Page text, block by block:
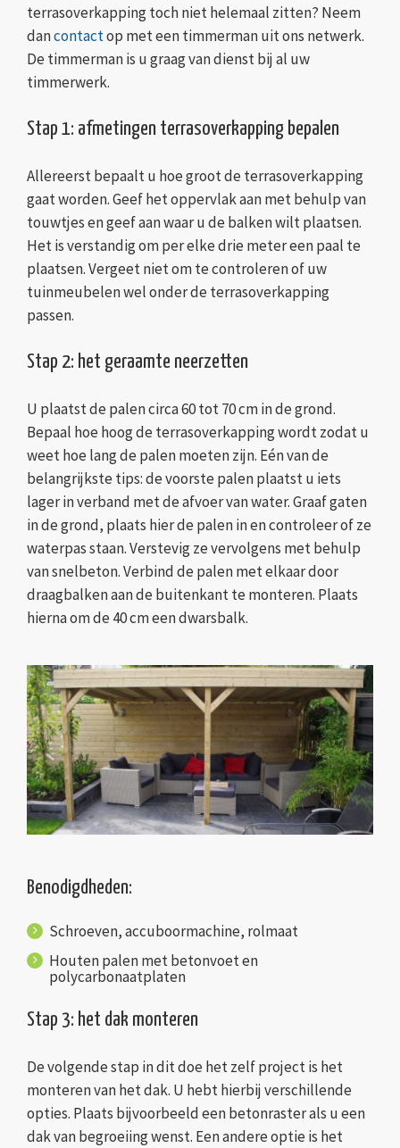
terrasoverkapping toch niet helemaal zitten? Neem
dancontactop met een timmerman uit ons netwerk.
De timmerman is u graag van dienst bij al uw
timmerwerk.
Stap 1: afmetingen terrasoverkapping bepalen
Allereerst bepaalt u hoe groot de terrasoverkapping
gaat worden. Geef het oppervlak aan met behulp van
touwtjes en geef aan waar u de balken wilt plaatsen.
Het is verstandig om per elke drie meter een paal te
plaatsen. Vergeet niet om te controleren of uw
tuinmeubelen wel onder de terrasoverkapping
passen.
Stap 2: het geraamte neerzetten
U plaatst de palen circa 60 tot 70 cm in de grond.
Bepaal hoe hoog de terrasoverkapping wordt zodat u
weet hoe lang de palen moeten zijn. Eén van de
belangrijkste tips: de voorste palen plaatst u iets
lager in verband met de afvoer van water. Graaf gaten
in de grond, plaats hier de palen in en controleer of ze
waterpas staan. Verstevig ze vervolgens met behulp
van snelbeton. Verbind de palen met elkaar door
draagbalken aan de buitenkant te monteren. Plaats
hierna om de 40 cm een dwarsbalk.
Benodigdheden:
Schroeven, accuboormachine, rolmaat
Houten palen met betonvoet en
polycarbonaatplaten
Stap 3: het dak monteren
De volgende stap in dit doe het zelf project is het
monteren van het dak. U hebt hierbij verschillende
opties. Plaats bijvoorbeeld een betonraster als u een
dak van begroeiing wenst. Een andere optie is het